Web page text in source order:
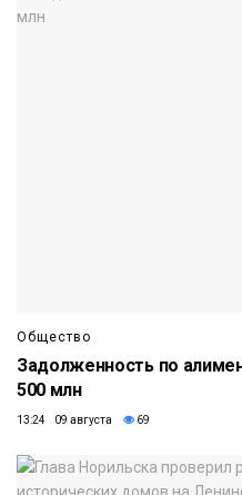
Общество
Задолженность по
500 млн
13:24 09 августа 69